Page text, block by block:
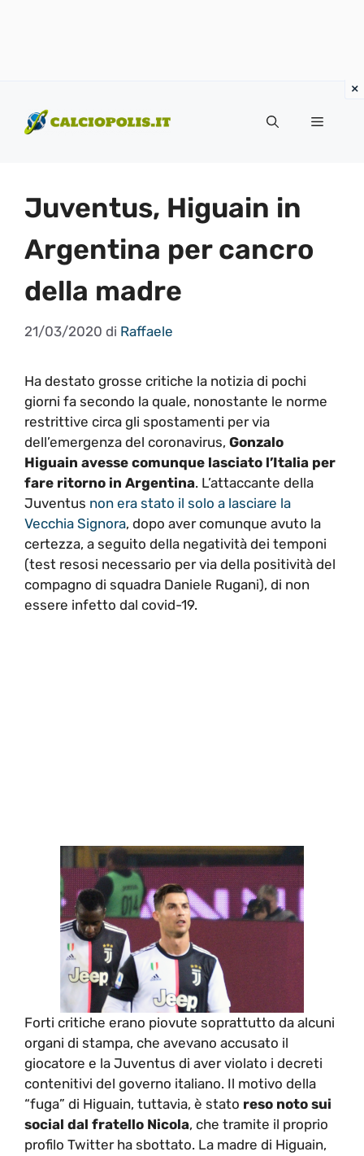
contenuto
Menu
Juventus, Higuain in
Argentina per cancro
della madre
21/03/2020 di Raffaele
Ha destato grosse critiche la notizia di pochi
giorni fa secondo la quale, nonostante le norme
restrittive circa gli spostamenti per via
dell’emergenza del coronavirus, Gonzalo
Higuain avesse comunque lasciato l’Italia per
fare ritorno in Argentina. L’attaccante della
Juventus non era stato il solo a lasciare la
Vecchia Signora, dopo aver comunque avuto la
certezza, a seguito della negatività dei temponi
(test resosi necessario per via della positività del
compagno di squadra Daniele Rugani), di non
essere infetto dal covid-19.
Forti critiche erano piovute soprattutto da alcuni
organi di stampa, che avevano accusato il
giocatore e la Juventus di aver violato i decreti
contenitivi del governo italiano. Il motivo della
“fuga” di Higuain, tuttavia, è stato reso noto sui
social dal fratello Nicola, che tramite il proprio
profilo Twitter ha sbottato. La madre di Higuain,